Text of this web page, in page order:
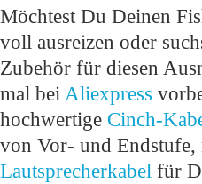
Möchtest Du Deinen
voll ausreizen oder
Zubehör für diesen
mal bei Aliexpress
hochwertige Cinch-
von Vor- und Endstufe,
Lautsprecherkabel für